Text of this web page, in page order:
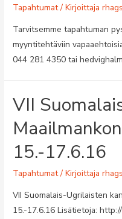
Tapahtumat/ Kirjoittaja
Tarvitsemme tapahtuman
myyntitehtäviin
044 281 4350 tai
VII
15.-17.6.16
Tapahtumat/ Kirjoittaja
VII Suomalais-Ugrilaisten
15.-17.6.16 Lisätietoja: